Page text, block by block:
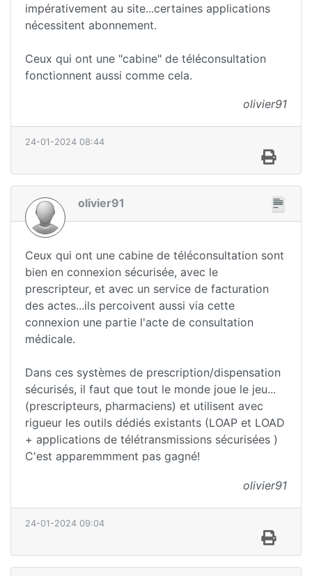
impérativement au site...certaines applications
nécessitent abonnement.
Ceux qui ont une "cabine" de téléconsultation
fonctionnent aussi comme cela.
olivier91
24-01-2024 08:44
olivier91
Ceux qui ont une cabine de téléconsultation sont
bien en connexion sécurisée, avec le
prescripteur, et avec un service de facturation
des actes...ils percoivent aussi via cette
connexion une partie l'acte de consultation
médicale.
Dans ces systèmes de prescription/dispensation
sécurisés, il faut que tout le monde joue le jeu...
(prescripteurs, pharmaciens) et utilisent avec
rigueur les outils dédiés existants (LOAP et LOAD
+ applications de télétransmissions sécurisées )
C'est apparemmment pas gagné!
olivier91
24-01-2024 09:04